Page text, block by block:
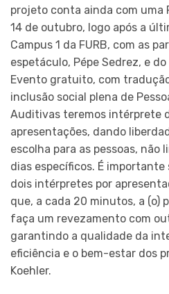
projeto conta ainda com uma
14 de outubro, logo após a
Campus 1 da FURB, com as
espetáculo, Pépe Sedrez, e
Evento gratuito, com tradução
inclusão social plena de
Auditivas teremos intérprete
apresentações, dando
escolha para as pessoas, não
dias específicos. É
dois intérpretes por
que, a cada 20 minutos, a (o)
faça um revezamento com
garantindo a qualidade da
eficiência e o bem-estar dos
Koehler.